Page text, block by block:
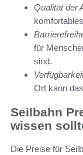
Qualität der
für
sind.
Ort kann
Seilbahn
wissen
Die Preise für